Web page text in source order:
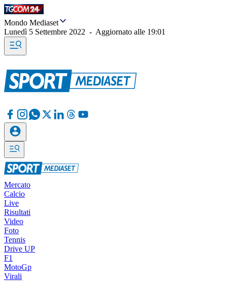
Mondo Mediaset
Lunedì 5 Settembre 2022 - Aggiornato alle 19:01
Mercato
Calcio
Live
Risultati
Video
Foto
Tennis
Drive UP
F1
MotoGp
Virali